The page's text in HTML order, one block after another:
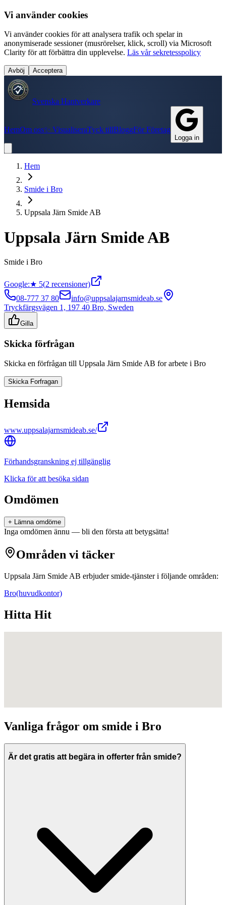
Vi använder cookies
Vi använder cookies för att analysera trafik och spelar in
anonymiserade sessioner (musrörelser, klick, scroll) via Microsoft
Clarity för att förbättra din upplevelse. Läs vår sekretesspolicy
Avböj Acceptera
Svenska Hantverkare
HemOm oss✨ VisualiseraTyck tillBloggFör Företag
Logga in
Hem
Smide i Bro
Uppsala Järn Smide AB
Uppsala Järn Smide AB
Smide i Bro
Google:★ 5(2 recensioner)
08-777 37 80
info@uppsalajarnsmideab.se
Tryckfärgsvägen 1, 197 40 Bro, Sweden
Gilla
Skicka förfrågan
Skicka en förfrågan till Uppsala Järn Smide AB for arbete i Bro
Skicka Forfragan
Hemsida
www.uppsalajarnsmideab.se/
Förhandsgranskning ej tillgänglig
Klicka för att besöka sidan
Omdömen
+ Lämna omdöme
Inga omdömen ännu — bli den första att betygsätta!
Områden vi täcker
Uppsala Järn Smide AB erbjudersmide-tjänster i följande områden:
Bro(huvudkontor)
Hitta Hit
Vanliga frågor om smide i Bro
Är det gratis att begära in offerter från smide?